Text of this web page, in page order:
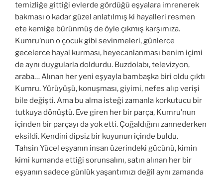
temizliğe gittiği evlerde gördüğü eşyalara imrenerek
bakması o kadar güzel anlatılmış ki hayalleri resmen
ete kemiğe bürünmüş de öyle çıkmış karşımıza.
Kumru’nun o çocuk gibi sevinmeleri, günlerce
gecelerce hayal kurması, heyecanlanması benim içimi
de aynı duygularla doldurdu. Buzdolabı, televizyon,
araba… Alınan her yeni eşyayla bambaşka biri oldu çıktı
Kumru. Yürüyüşü, konuşması, giyimi, nefes alıp verişi
bile değişti. Ama bu alma isteği zamanla korkutucu bir
tutkuya dönüştü. Eve giren her bir parça, Kumru’nun
içinden bir parçayı da yok etti. Çoğaldığını zannederken
eksildi. Kendini dipsiz bir kuyunun içinde buldu.
Tahsin Yücel eşyanın insan üzerindeki gücünü, kimin
kimi kumanda ettiği sorunsalını, satın alınan her bir
eşyanın sadece günlük yaşantımızı değil aynı zamanda